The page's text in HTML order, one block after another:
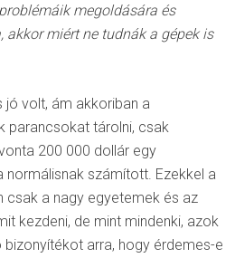
megoldására és
akkor miért ne tudnák a gépek is
volt, ám akkoriban a
parancsokat tárolni, csak
200 000 dollár egy
számított. Ezekkel a
csak a nagy egyetemek és az
kezdeni, de mint mindenki, azok
arra, hogy érdemes-e